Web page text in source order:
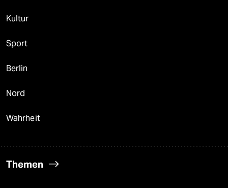
Kultur
Sport
Berlin
Nord
Wahrheit
Themen